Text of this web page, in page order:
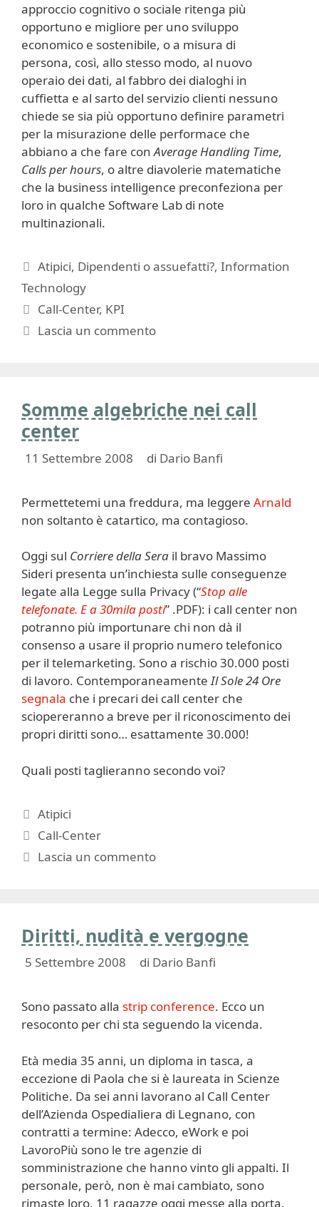
approccio cognitivo o sociale ritenga più
opportuno e migliore per uno sviluppo
economico e sostenibile, o a misura di
persona, così, allo stesso modo, al nuovo
operaio dei dati, al fabbro dei dialoghi in
cuffietta e al sarto del servizio clienti nessuno
chiede se sia più opportuno definire parametri
per la misurazione delle performace che
abbiano a che fare conAverage Handling Time,
Calls per hours, o altre diavolerie matematiche
che la business intelligence preconfeziona per
loro in qualche Software Lab di note
multinazionali.
Categorie
Atipici, Dipendenti o assuefatti?,Information
Technology
Tag
Call-Center, KPI
Lascia un commento
Somme algebriche nei call
center
11 Settembre 2008 di Dario Banfi
Permettetemi una freddura, ma leggere Arnald
non soltanto è catartico, ma contagioso.
Oggi sul Corriere della Sera il bravo Massimo
Sideri presenta un’inchiesta sulle conseguenze
legate alla Legge sulla Privacy (“Stop alle
telefonate. E a 30mila posti” .PDF): i call center non
potranno più importunare chi non dà il
consenso a usare il proprio numero telefonico
per il telemarketing. Sono a rischio 30.000 posti
di lavoro. ContemporaneamenteIl Sole 24 Ore
segnala che i precari dei call center che
sciopereranno a breve per il riconoscimento dei
propri diritti sono… esattamente 30.000!
Quali posti taglieranno secondo voi?
Categorie
Atipici
Tag
Call-Center
Lascia un commento
Diritti, nudità e vergogne
5 Settembre 2008 di Dario Banfi
Sono passato alla strip conference. Ecco un
resoconto per chi sta seguendo la vicenda.
Età media 35 anni, un diploma in tasca, a
eccezione di Paola che si è laureata in Scienze
Politiche. Da sei anni lavorano al Call Center
dell’Azienda Ospedialiera di Legnano, con
contratti a termine: Adecco, eWork e poi
LavoroPiù sono le tre agenzie di
somministrazione che hanno vinto gli appalti. Il
personale, però, non è mai cambiato, sono
rimaste loro, 11 ragazze oggi messe alla porta.